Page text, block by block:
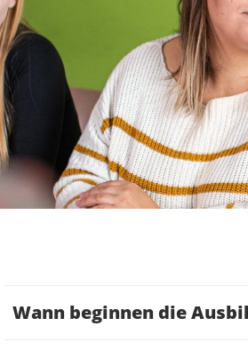
Wann beginnen die